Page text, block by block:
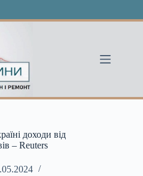
доходи від
– Reuters